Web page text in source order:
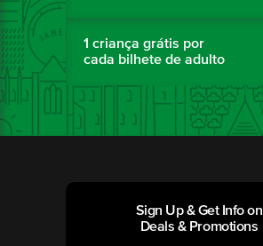
1 criança grátis por
cada bilhete de adulto
Sign Up & Get Info on
Deals & Promotions